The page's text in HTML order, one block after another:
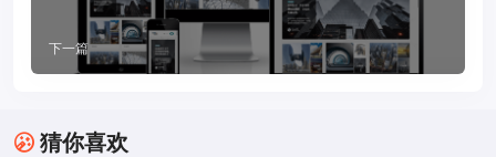
下一篇
猜你喜欢